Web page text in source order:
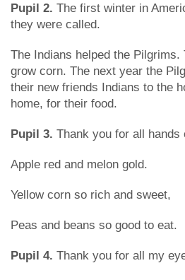
Pupil 2. The first winter in
they were called.
The Indians helped the
grow corn. The next year the
their new friends Indians to the
home, for their food.
Pupil 3. Thank you for all hands
Apple red and melon gold.
Yellow corn so rich and sweet,
Peas and beans so good to eat.
Pupil 4. Thank you for all my